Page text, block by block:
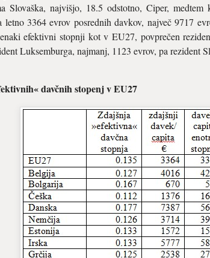
Slovaška, najvišjo, 18.5 odstotno, Ciper,
3364 evrov posrednih davkov, največ 9717
efektivni stopnji kot v EU27, povprečen
Luksemburga, najmanj, 1123 evrov, pa rezident
davčnih stopenj v EU27